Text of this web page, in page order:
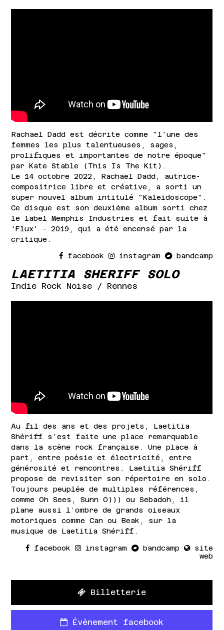
Rachael Dadd est décrite comme "l'une des
femmes les plus talentueuses, sages,
prolifiques et importantes de notre époque"
par Kate Stable (This Is The Kit).
Le 14 octobre 2022, Rachael Dadd, autrice-
compositrice libre et créative, a sorti un
super nouvel album intitulé "Kaleidoscope".
Ce disque est son deuxième album sorti chez
le label Memphis Industries et fait suite à
'Flux' - 2019, qui a été encensé par la
critique.
facebook instagram bandcamp
LAETITIA SHERIFF SOLO
Indie Rock Noise / Rennes
Au fil des ans et des projets, Laetitia
Shériff s’est faite une place remarquable
dans la scène rock française. Une place à
part, entre poésie et électricité, entre
générosité et rencontres. Laetitia Shériff
propose de revisiter son répertoire en solo.
Toujours peuplée de multiples références,
comme Oh Sees, Sunn O))) ou Sebadoh, il
plane aussi l’ombre de grands oiseaux
motoriques comme Can ou Beak, sur la
musique de Laetitia Shériff.
facebook instagram bandcamp
site
web
Billetterie
Évènement facebook